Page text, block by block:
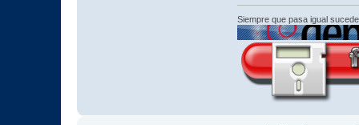
Siempre que pasa igual